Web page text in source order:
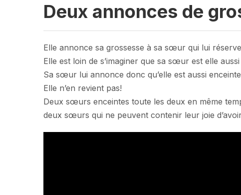
Deux annonces de
Elle annonce sa grossesse à sa sœur qui lui
Elle est loin de s’imaginer que sa sœur est elle
Sa sœur lui annonce donc qu’elle est aussi
Elle n’en revient pas!
Deux sœurs enceintes toute les deux en même
deux sœurs qui ne peuvent contenir leur joie